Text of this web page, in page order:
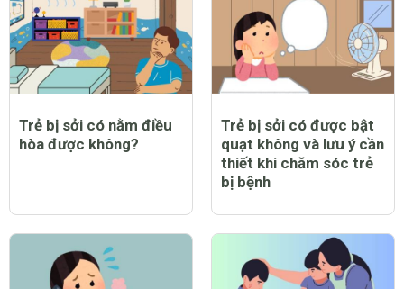
Trẻ bị sởi có nằm điều
hòa được không?
Trẻ bị sởi có được bật
quạt không và lưu ý cần
thiết khi chăm sóc trẻ
bị bệnh